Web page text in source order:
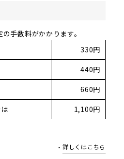
詳しくはこちら
手数料がかかります。
330円
440円
660円
1,100円